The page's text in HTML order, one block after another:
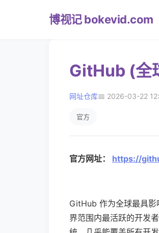
博视记 bokevid.com
GitHub (全
网址仓库📅 2026-03-22
官方
官方网址： https://
GitHub 作为全球最具影
界范围内最活跃的开发